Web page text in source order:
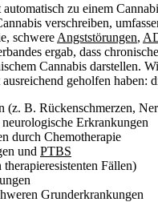
zu einem
verschreiben,
schwere Angststörungen,
ergab, dass
Cannabis darstellen.
geholfen haben:
(z. B. Rückenschmerzen,
Erkrankungen
durch Chemotherapie
und PTBS
Fällen)
Grunderkrankungen